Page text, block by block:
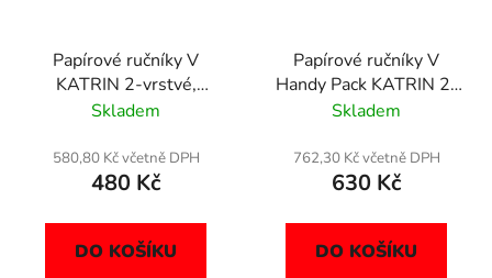
Papírové ručníky V
KATRIN 2-vrstvé,
celulóza, 3000 ks,
Skladem
580,80 Kč včetně DPH
480 Kč
DO KOŠÍKU
Papírové ručníky V
Handy Pack KATRIN 2-
vrstvé, bílé, 4000 ks,
Skladem
762,30 Kč včetně DPH
630 Kč
DO KOŠÍKU